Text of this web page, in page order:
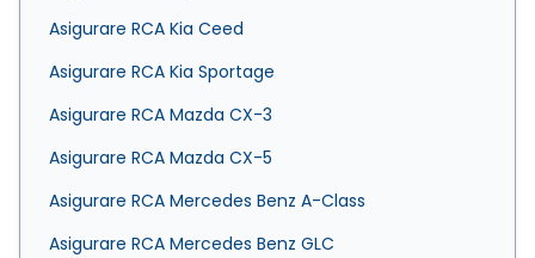
Asigurare RCA Kia Ceed
Asigurare RCA Kia Sportage
Asigurare RCA Mazda CX-3
Asigurare RCA Mazda CX-5
Asigurare RCA Mercedes Benz A-Class
Asigurare RCA Mercedes Benz GLC